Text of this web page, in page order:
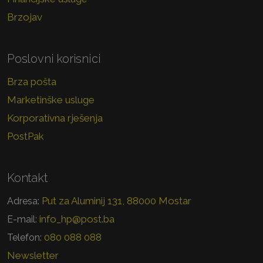
Brzojav
Poslovni korisnici
Brza pošta
Marketinške usluge
Korporativna rješenja
PostPak
Kontakt
Adresa: Put za Aluminij 131, 88000 Mostar
E-mail: info_hp@post.ba
Telefon: 080 088 088
Newsletter